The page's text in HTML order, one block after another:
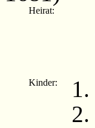
Heirat:
Kinder: